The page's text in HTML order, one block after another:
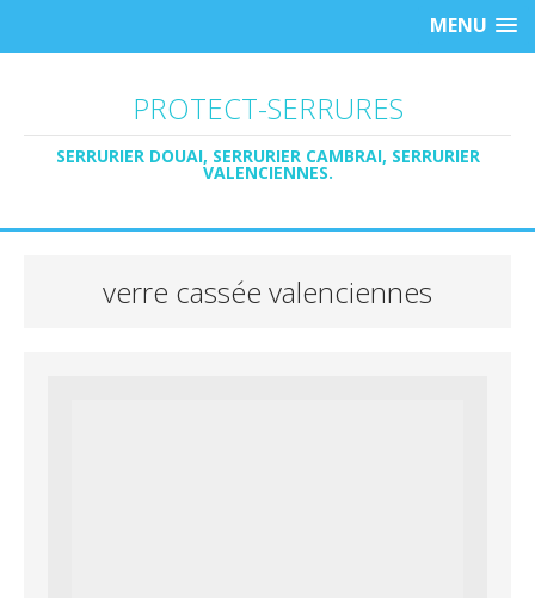
MENU
PROTECT-SERRURES
SERRURIER DOUAI, SERRURIER CAMBRAI, SERRURIER
VALENCIENNES.
verre cassée valenciennes